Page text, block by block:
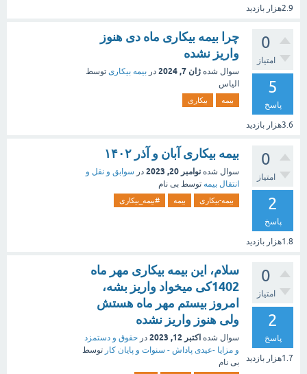
2.9هزار بازدید
0
امتیاز
5
پاسخ
3.6هزار بازدید
چرا بیمه بیکاری ماه دی هنوز
واریز نشده
سوال شده ژان 7, 2024 در بیمه بیکاری توسط
الیاس
بیمه بیکاری
0
امتیاز
2
پاسخ
1.8هزار بازدید
بیمه بیکاری آبان و آذر ۱۴۰۲
سوال شده نوامبر 20, 2023 در سوابق و نقل و
انتقال بیمه‌ توسط بی نام
بیمه-بیکاری بیمه #بیمه_بیکاری
0
امتیاز
2
پاسخ
1.7هزار بازدید
سلام، این بیمه بیکاری مهر ماه
1402کی میخواد واریز بشه،
امروز بیستم مهر ماه هستش
ولی هنوز واریز نشده
سوال شده اکتبر 12, 2023 در حقوق و دستمزد
و مزایا -عیدی پاداش - سنوات و پایان کار توسط
بی نام